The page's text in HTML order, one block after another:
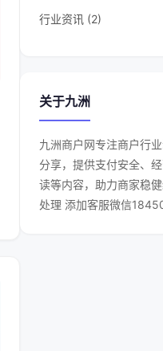
行业资讯 (2)
关于九洲
九洲商户网专注商户行
分享，提供支付安全、
读等内容，助力商家稳
处理 添加客服微信